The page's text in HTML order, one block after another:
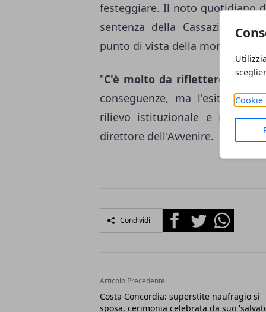
Cookie
festeggiare. Il noto quotidiano
sentenza della Cassazione e,
punto di vista della moralità,
"C'è molto da riflettere
su
conseguenze, ma l'esito
rilievo istituzionale e morale
direttore dell'Avvenire.
Condividi FacebookTwitterWhatsapp
Articolo Precedente
Costa Concordia: superstite naufragio si
sposa, cerimonia celebrata da suo